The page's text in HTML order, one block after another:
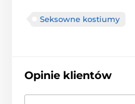
Seksowne kostiumy
Opinie klientów